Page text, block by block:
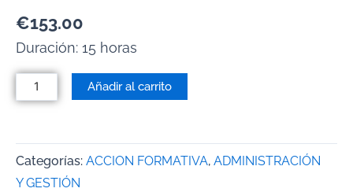
€153.00
Duración: 15 horas
Añadir al carrito
Categorías: ACCION FORMATIVA, ADMINISTRACIÓN
Y GESTIÓN